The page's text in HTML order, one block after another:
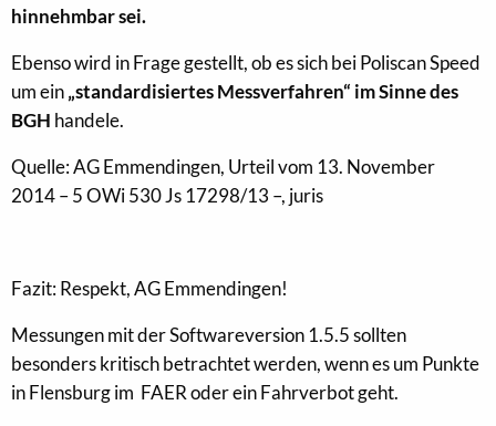
hinnehmbar sei.
Ebenso wird in Frage gestellt, ob es sich bei Poliscan Speed
um ein„standardisiertes Messverfahren“ im Sinne des
BGH handele.
Quelle: AG Emmendingen, Urteil vom 13. November
2014 – 5 OWi 530 Js 17298/13 –, juris
Fazit: Respekt, AG Emmendingen!
Messungen mit der Softwareversion 1.5.5 sollten
besonders kritisch betrachtet werden, wenn es um Punkte
in Flensburg im FAER oder ein Fahrverbot geht.